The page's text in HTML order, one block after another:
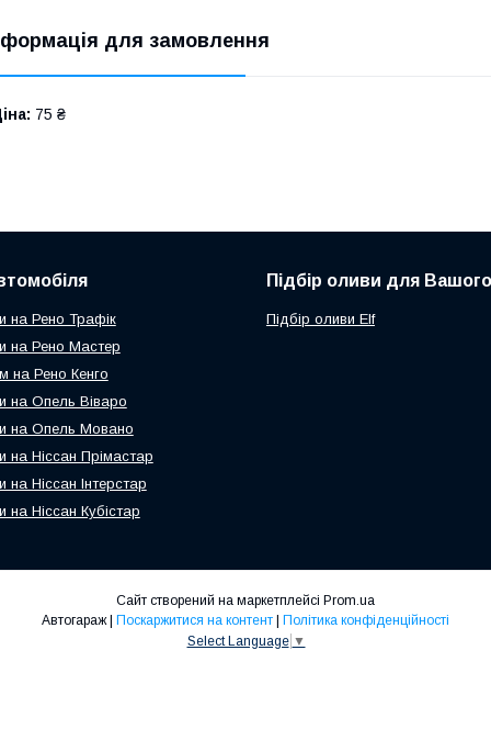
для замовлення
75 ₴
на Рено Трафік
на Рено Мастер
на Рено Кенго
на Опель Віваро
на Опель Мовано
на Ніссан Прімастар
на Ніссан Інтерстар
на Ніссан Кубістар
Підбір оливи для
Підбір оливи Elf
Сайт створений на маркетплейсі Prom.ua
Автогараж | Поскаржитися на контент | Політика конфіденційності
Select Language ▼